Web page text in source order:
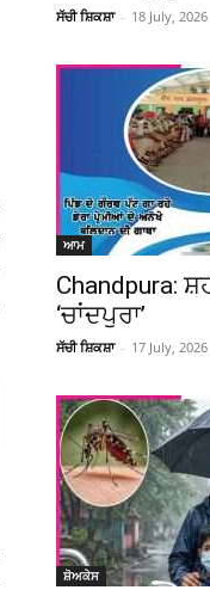
ਸੱਚੀ ਸ਼ਿਕਸ਼ਾ - 18 July, 2026
ਆਮ
Chandpura:
‘ਚਾਂਦਪੁਰਾ’
ਸੱਚੀ ਸ਼ਿਕਸ਼ਾ - 17 July, 2026
ਸ਼ੋਅਕੇਸ